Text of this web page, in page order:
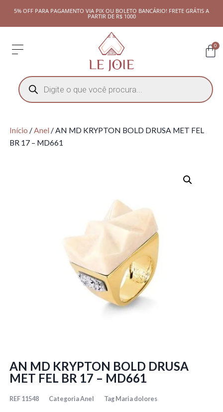
5% OFF PARA PAGAMENTO VIA PIX OU BOLETO BANCÁRIO! FRETE GRÁTIS A
PARTIR DE R$ 1000
0
Início /Anel / AN MD KRYPTON BOLD DRUSA MET FEL
BR 17 – MD661
AN MD KRYPTON BOLD DRUSA
MET FEL BR 17 – MD661
REF 11548 CategoriaAnel Tag Maria dolores